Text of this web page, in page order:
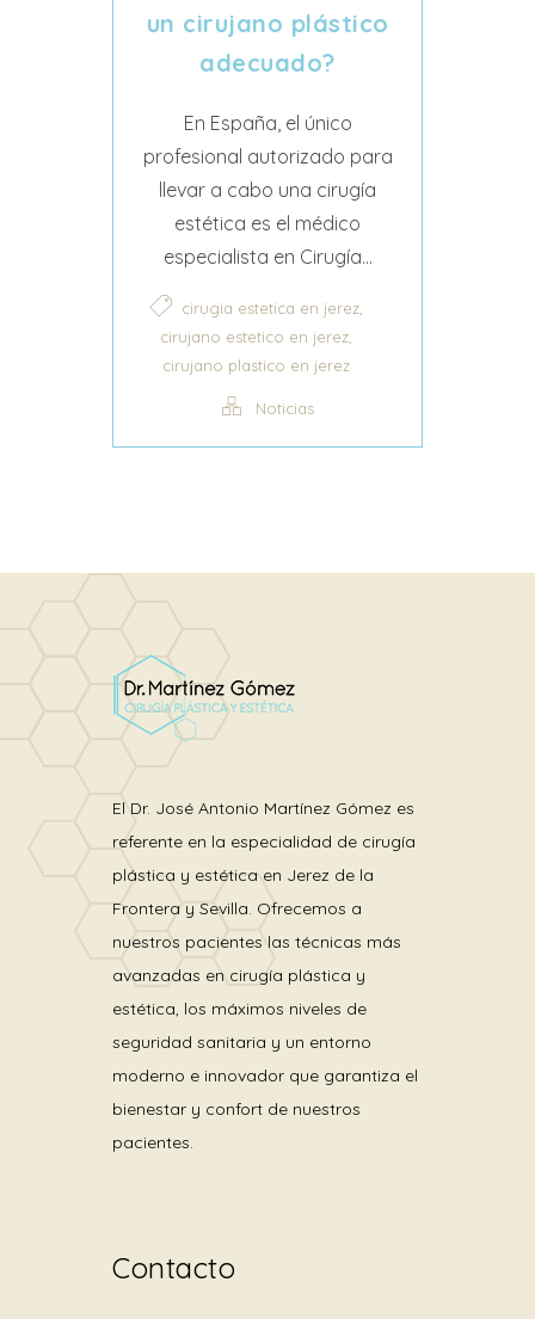
un cirujano plástico
adecuado?
En España, el único
profesional autorizado para
llevar a cabo una cirugía
estética es el médico
especialista en Cirugía...
cirugia estetica en jerez,
cirujano estetico en jerez,
cirujano plastico en jerez
Noticias
El Dr. José Antonio Martínez Gómez es
referente en la especialidad de cirugía
plástica y estética en Jerez de la
Frontera y Sevilla. Ofrecemos a
nuestros pacientes las técnicas más
avanzadas en cirugía plástica y
estética, los máximos niveles de
seguridad sanitaria y un entorno
moderno e innovador que garantiza el
bienestar y confort de nuestros
pacientes.
Contacto